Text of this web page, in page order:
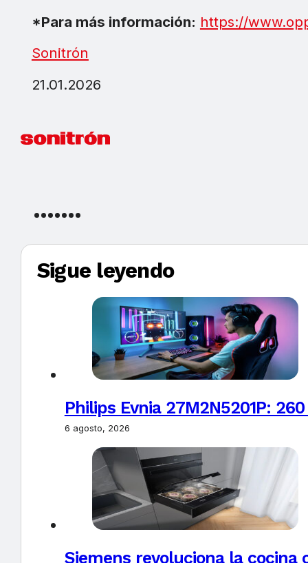
*Para más información: https://
Sonitrón
21.01.2026
Sigue leyendo
Philips Evnia 27M2N5201P:
6 agosto, 2026
Siemens revoluciona la